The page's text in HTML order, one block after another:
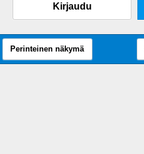
Kirjaudu
Perinteinen näkymä